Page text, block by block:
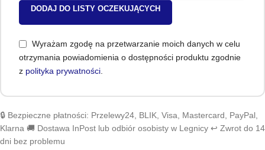
DODAJ DO LISTY OCZEKUJĄCYCH
Wyrażam zgodę na przetwarzanie moich danych w celu
otrzymania powiadomienia o dostępności produktu zgodnie
z polityka prywatności.
🔒 Bezpieczne płatności: Przelewy24, BLIK, Visa, Mastercard, PayPal,
Klarna 🚚 Dostawa InPost lub odbiór osobisty w Legnicy ↩️ Zwrot do 14
dni bez problemu